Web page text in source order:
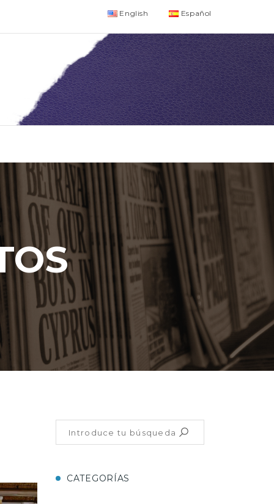
English Español
CATEGORÍAS